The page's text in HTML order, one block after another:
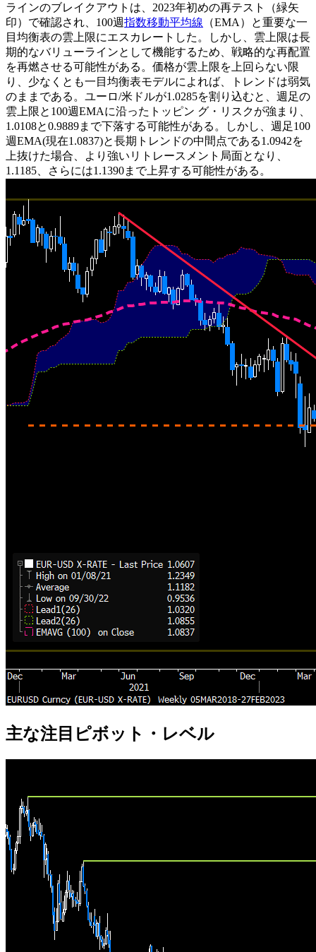
ラインのブレイクアウトは、2023年初めの再テスト（緑矢
印）で確認され、100週指数移動平均線 （EMA）と重要な一
目均衡表の雲上限にエスカレートした。しかし、雲上限は長
期的なバリューラインとして機能するため、戦略的な再配置
を再燃させる可能性がある。価格が雲上限を上回らない限
り、少なくとも一目均衡表モデルによれば、トレンドは弱気
のままである。ユーロ/米ドルが1.0285を割り込むと、週足の
雲上限と100週EMAに沿ったトッピン グ・リスクが強まり、
1.0108と0.9889まで下落する可能性がある。しかし、週足100
週EMA(現在1.0837)と長期トレンドの中間点である1.0942を
上抜けた場合、より強いリトレースメント局面となり、
1.1185、さらには1.1390まで上昇する可能性がある。
主な注目ピボット・レベル